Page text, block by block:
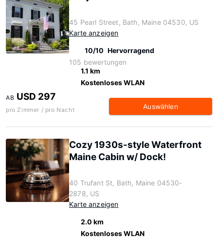
45 Pearl Street, Bath, Maine 04530, US
Karte anzeigen
10/10 Hervorragend
105 bewertungen
1.1 km
Kostenloses WLAN
AB USD 297
pro Zimmer / pro Nacht Auswählen
Cozy 1930s-style Waterfront
Maine Cabin w/ Dock!
40 Trufant St, Bath, Maine 04530-
2878, US
Karte anzeigen
2.0 km
Kostenloses WLAN